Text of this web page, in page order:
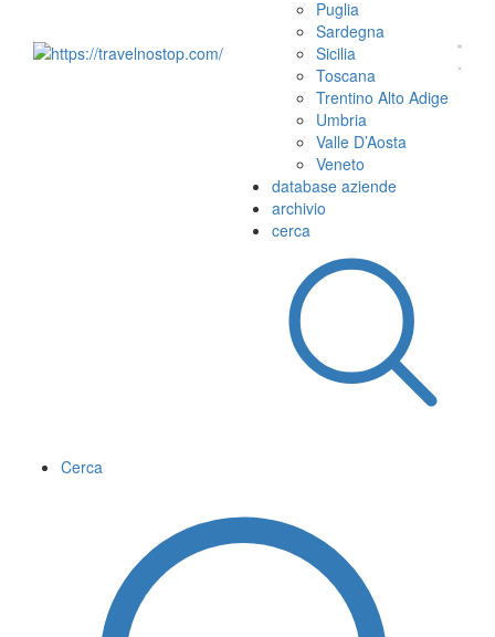
Puglia
Sardegna
Sicilia
Toscana
Trentino Alto Adige
Umbria
Valle D’Aosta
Veneto
database aziende
archivio
cerca
Cerca